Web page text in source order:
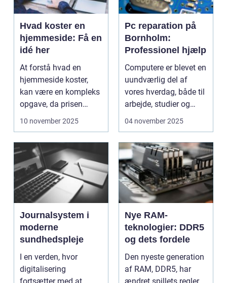
Hvad koster en
hjemmeside: Få en
idé her
At forstå hvad en
hjemmeside koster,
kan være en kompleks
opgave, da prisen
afhæng...
10 november 2025
Pc reparation på
Bornholm:
Professionel hjælp
Computere er blevet en
uundværlig del af
vores hverdag, både til
arbejde, studier og
und...
04 november 2025
Journalsystem i
moderne
sundhedspleje
I en verden, hvor
digitalisering
Nye RAM-
teknologier: DDR5
og dets fordele
Den nyeste generation
af RAM, DDR5, har